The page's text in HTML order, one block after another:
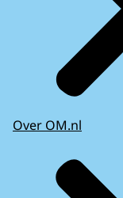
Over OM.nl